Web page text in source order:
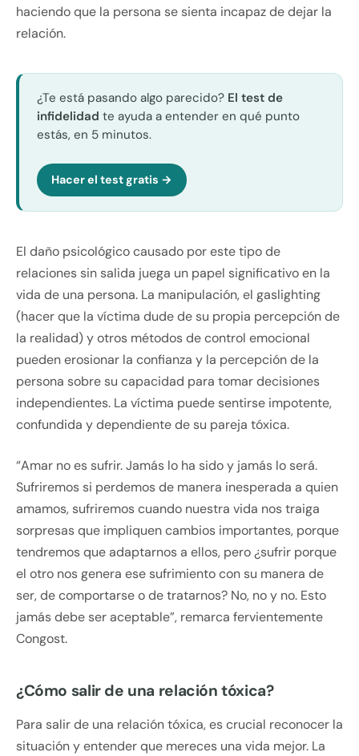
haciendo que la persona se sienta incapaz de dejar la
relación.
¿Te está pasando algo parecido? El test de
infidelidad te ayuda a entender en qué punto
estás, en 5 minutos.
Hacer el test gratis →
El daño psicológico causado por este tipo de
relaciones sin salida juega un papel significativo en la
vida de una persona. La manipulación, el gaslighting
(hacer que la víctima dude de su propia percepción de
la realidad) y otros métodos de control emocional
pueden erosionar la confianza y la percepción de la
persona sobre su capacidad para tomar decisiones
independientes. La víctima puede sentirse impotente,
confundida y dependiente de su pareja tóxica.
“Amar no es sufrir. Jamás lo ha sido y jamás lo será.
Sufriremos si perdemos de manera inesperada a quien
amamos, sufriremos cuando nuestra vida nos traiga
sorpresas que impliquen cambios importantes, porque
tendremos que adaptarnos a ellos, pero ¿sufrir porque
el otro nos genera ese sufrimiento con su manera de
ser, de comportarse o de tratarnos? No, no y no. Esto
jamás debe ser aceptable”, remarca fervientemente
Congost.
¿Cómo salir de una relación tóxica?
Para salir de una relación tóxica, es crucial reconocer la
situación y entender que mereces una vida mejor. La